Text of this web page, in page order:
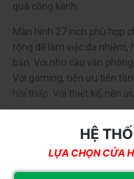
quá cồng kềnh.
Màn hình 27 inch phù hợp
rộng để làm việc đa nhiệm,
bản. Với nhu cầu văn
Với gaming, nên ưu tiên
hồi thấp. Với thiết kế, nên
HỆ
LỰA CHỌN CỬA